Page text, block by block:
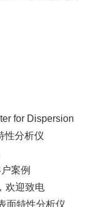
for Dispersion
性分析仪
欢迎致电
面特性分析仪